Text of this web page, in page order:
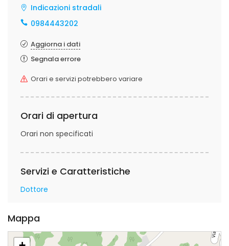
Indicazioni stradali
0984443202
Aggiorna i dati
Segnala errore
Orari e servizi potrebbero variare
Orari di apertura
Orari non specificati
Servizi e Caratteristiche
Dottore
Mappa